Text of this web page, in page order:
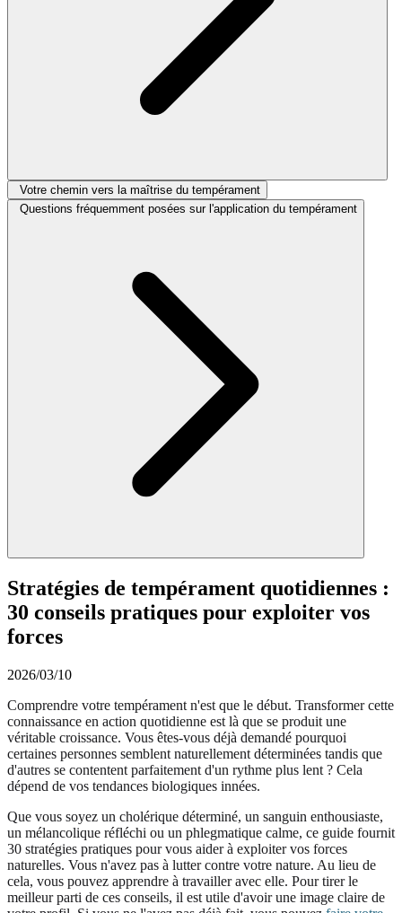
Votre chemin vers la maîtrise du tempérament
Questions fréquemment posées sur l'application du tempérament
Stratégies de tempérament quotidiennes :
30 conseils pratiques pour exploiter vos
forces
2026/03/10
Comprendre votre tempérament n'est que le début. Transformer cette
connaissance en action quotidienne est là que se produit une
véritable croissance. Vous êtes-vous déjà demandé pourquoi
certaines personnes semblent naturellement déterminées tandis que
d'autres se contentent parfaitement d'un rythme plus lent ? Cela
dépend de vos tendances biologiques innées.
Que vous soyez un cholérique déterminé, un sanguin enthousiaste,
un mélancolique réfléchi ou un phlegmatique calme, ce guide fournit
30 stratégies pratiques pour vous aider à exploiter vos forces
naturelles. Vous n'avez pas à lutter contre votre nature. Au lieu de
cela, vous pouvez apprendre à travailler avec elle. Pour tirer le
meilleur parti de ces conseils, il est utile d'avoir une image claire de